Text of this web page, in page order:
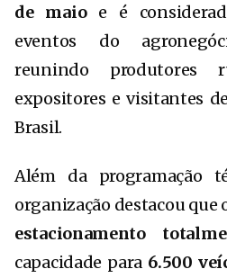
de maioe é
eventos do
reunindo produtores
expositores e visitantes
Brasil.
Além da programação
organização destacou que
estacionamento
capacidade para 6.500